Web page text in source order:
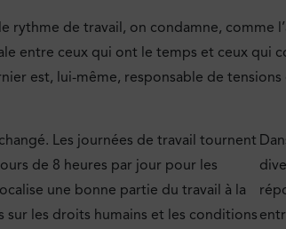
rythme de travail, on condamne, comme
entre ceux qui ont le temps et ceux qui
est, lui-même, responsable de
Les journées de travail tournent
de 8 heures par jour pour les
une bonne partie du travail à la
sur les droits humains et les conditions